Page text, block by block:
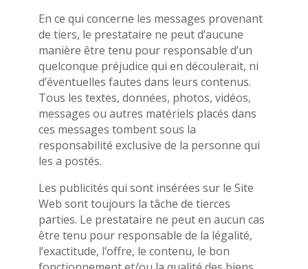
En ce qui concerne les messages provenant
de tiers, le prestataire ne peut d’aucune
manière être tenu pour responsable d’un
quelconque préjudice qui en découlerait, ni
d’éventuelles fautes dans leurs contenus.
Tous les textes, données, photos, vidéos,
messages ou autres matériels placés dans
ces messages tombent sous la
responsabilité exclusive de la personne qui
les a postés.
Les publicités qui sont insérées sur le Site
Web sont toujours la tâche de tierces
parties. Le prestataire ne peut en aucun cas
être tenu pour responsable de la légalité,
l’exactitude, l’offre, le contenu, le bon